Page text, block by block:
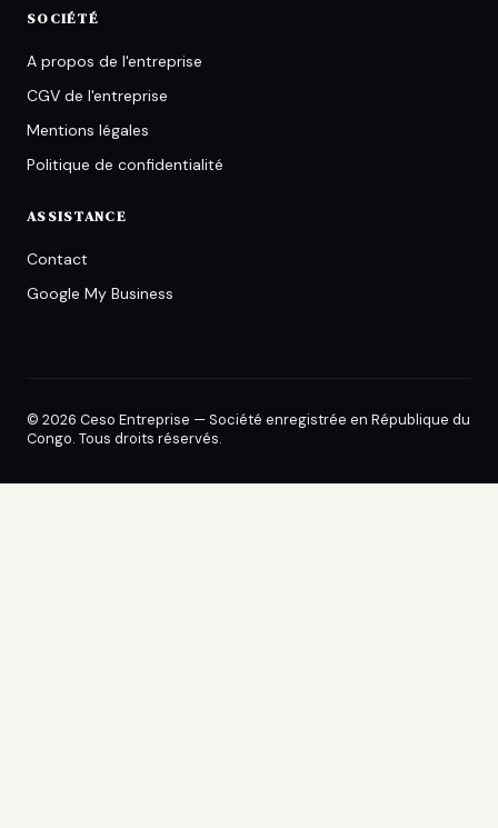
SOCIÉTÉ
A propos de l'entreprise
CGV de l'entreprise
Mentions légales
Politique de confidentialité
ASSISTANCE
Contact
Google My Business
© 2026 Ceso Entreprise — Société enregistrée en République du
Congo. Tous droits réservés.